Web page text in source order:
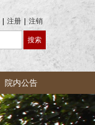
注册 注销
院内公告